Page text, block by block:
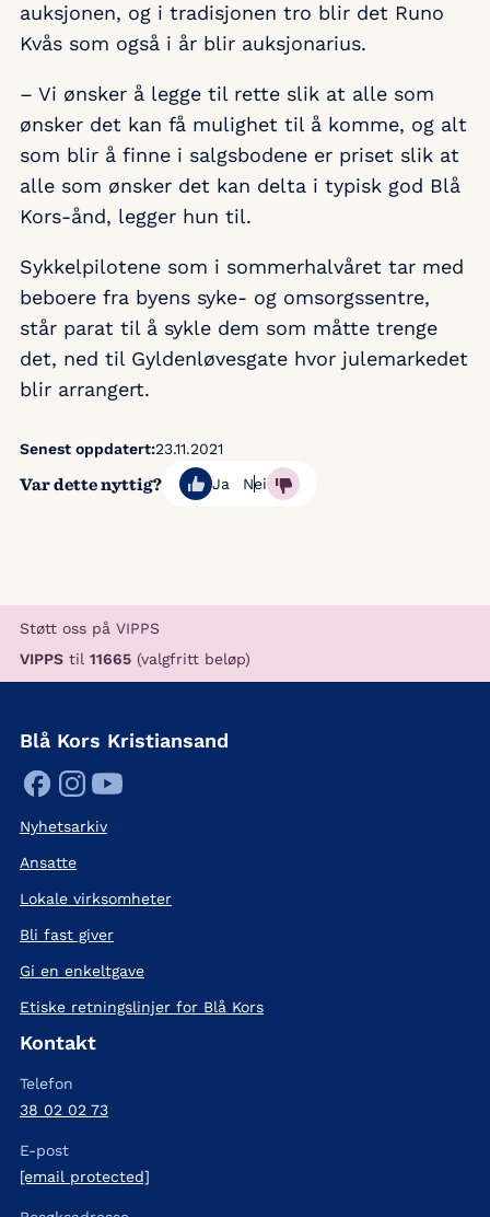
auksjonen, og i tradisjonen tro blir det Runo
Kvås som også i år blir auksjonarius.
– Vi ønsker å legge til rette slik at alle som
ønsker det kan få mulighet til å komme, og alt
som blir å finne i salgsbodene er priset slik at
alle som ønsker det kan delta i typisk god Blå
Kors-ånd, legger hun til.
Sykkelpilotene som i sommerhalvåret tar med
beboere fra byens syke- og omsorgssentre,
står parat til å sykle dem som måtte trenge
det, ned til Gyldenløvesgate hvor julemarkedet
blir arrangert.
Var dette nyttig? Ja Nei
Senest oppdatert:23.11.2021
Støtt oss på VIPPS
VIPPS til 11665 (valgfritt beløp)
Blå Kors Kristiansand
Nyhetsarkiv
Ansatte
Lokale virksomheter
Bli fast giver
Gi en enkeltgave
Etiske retningslinjer for Blå Kors
Kontakt
Telefon
38 02 02 73
E-post
[email protected]